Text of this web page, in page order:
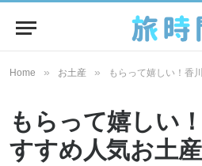
Home » お土産 » もらって嬉しい！香
もらって嬉しい
すすめ人気お土